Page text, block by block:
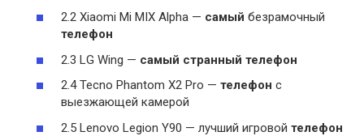
2.2 Xiaomi Mi MIX Alpha — самый безрамочный
телефон
2.3 LG Wing — самый странный телефон
2.4 Tecno Phantom X2 Pro — телефон с
выезжающей камерой
2.5 Lenovo Legion Y90 — лучший игровой телефон